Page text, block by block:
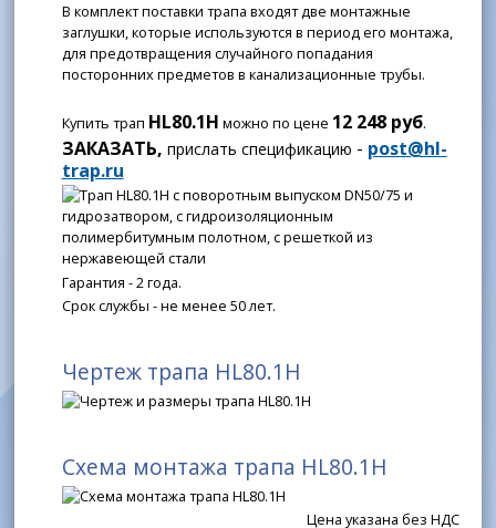
В комплект поставки трапа входят две монтажные
заглушки, которые используются в период его монтажа,
для предотвращения случайного попадания
посторонних предметов в канализационные трубы.
Купить трап HL80.1H можно по цене 12 248 руб.
ЗАКАЗАТЬ, прислать спецификацию - post@hl-
trap.ru
Гарантия - 2 года.
Срок службы - не менее 50 лет.
Чертеж трапа HL80.1H
Схема монтажа трапа HL80.1H
Цена указана без НДС